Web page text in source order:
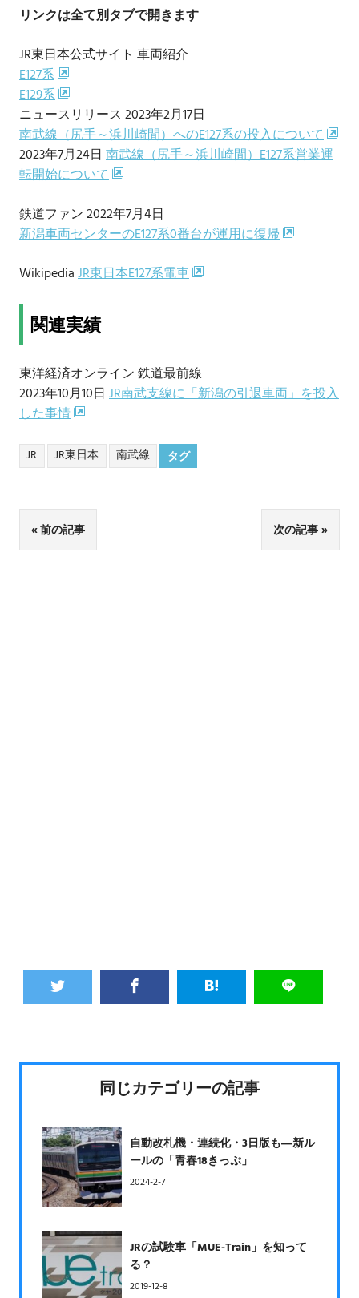
リンクは全て別タブで開きます
JR東日本公式サイト 車両紹介
E127系
E129系
ニュースリリース 2023年2月17日
南武線（尻手～浜川崎間）へのE127系の投入について
2023年7月24日 南武線（尻手～浜川崎間）E127系営業運
転開始について
鉄道ファン 2022年7月4日
新潟車両センターのE127系0番台が運用に復帰
WikipediaJR東日本E127系電車
関連実績
東洋経済オンライン 鉄道最前線
2023年10月10日 JR南武支線に「新潟の引退車両」を投入
した事情
タグ
JR JR東日本 南武線
投
稿
前の記事 次の記事
同じカテゴリーの記事
自動改札機・連続化・3日版も―新ル
ールの「青春18きっぷ」
2024-2-7
JRの試験車「MUE-Train」を知って
る？
2019-12-8